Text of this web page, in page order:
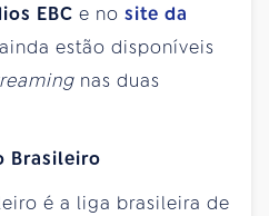
EBC e no site da
estão disponíveis
nas duas
Brasileiro
é a liga brasileira de